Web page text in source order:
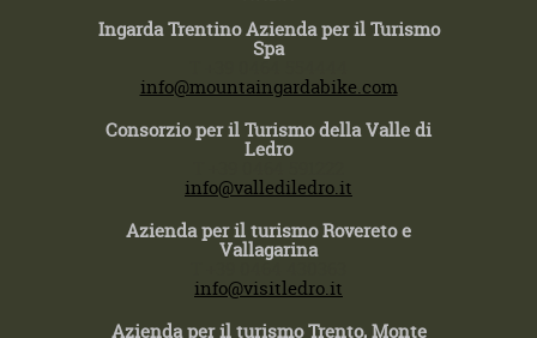
Ingarda Trentino Azienda per il Turismo
Spa
info@mountaingardabike.com
Consorzio per il Turismo della Valle di
Ledro
info@vallediledro.it
Azienda per il turismo Rovereto e
Vallagarina
info@visitledro.it
Azienda per il turismo Trento, Monte